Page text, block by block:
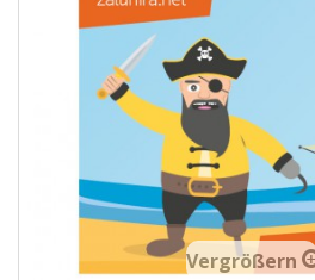
Vergrößern